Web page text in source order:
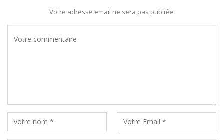
Votre adresse email ne sera pas publiée.